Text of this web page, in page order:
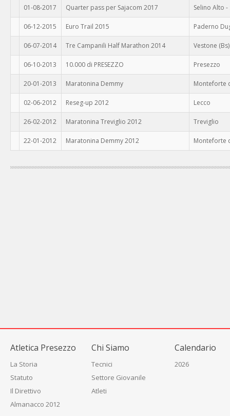
01-08-2017 Quarter pass per Sajacom 2017 Selino Alto
06-12-2015 Euro Trail 2015 Paderno
06-07-2014 Tre Campanili Half Marathon 2014 Vestone (Bs)
06-10-2013 10.000 di PRESEZZO Presezzo
20-01-2013 Maratonina Demmy Monteforte
02-06-2012 Reseg-up 2012 Lecco
26-02-2012 Maratonina Treviglio 2012 Treviglio
22-01-2012 Maratonina Demmy 2012 Monteforte
Atletica Presezzo
La Storia
Statuto
Il Direttivo
Almanacco 2012
Chi Siamo
Tecnici
Settore Giovanile
Atleti
Calendario
2026